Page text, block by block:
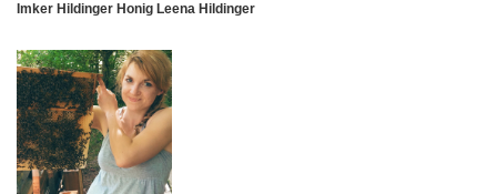
Imker Hildinger Honig Leena Hildinger